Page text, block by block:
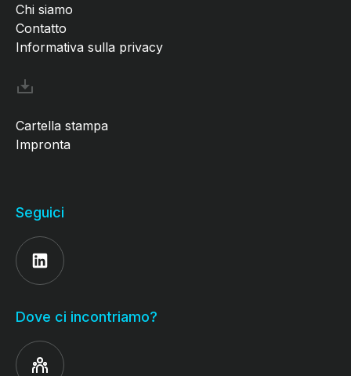
Chi siamo
Contatto
Informativa sulla privacy
Cartella stampa
Impronta
Seguici
Dove ci incontriamo?